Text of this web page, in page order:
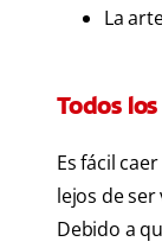
La
Todos
Es fácil
lejos de ser
Debido a